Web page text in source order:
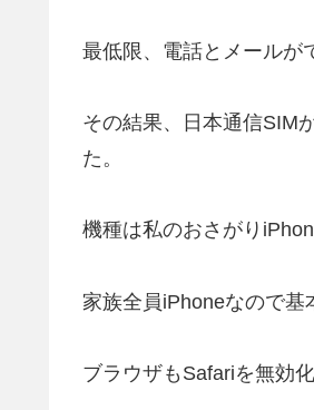
最低限、電話とメールが
その結果、日本通信SIM
た。
機種は私のおさがり
家族全員iPhoneなので基
ブラウザもSafariを無効